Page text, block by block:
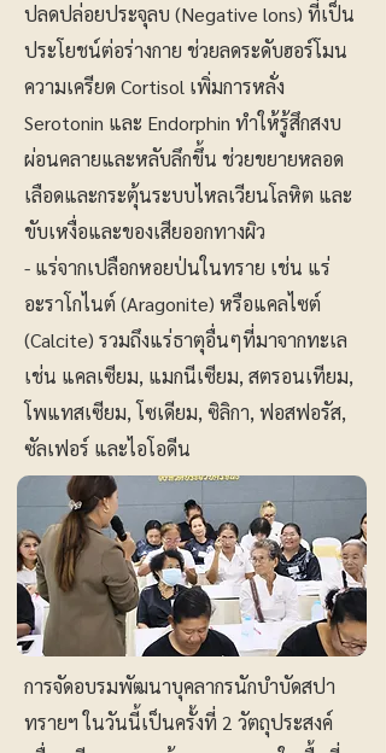
ปลดปล่อยประจุลบ (Negative lons) ที่เป็น
ประโยชน์ต่อร่างกาย ช่วยลดระดับฮอร์โมน
ความเครียด Cortisol เพิ่มการหลั่ง
Serotonin และ Endorphin ทำให้รู้สึกสงบ
ผ่อนคลายและหลับลึกขึ้น ช่วยขยายหลอด
เลือดและกระตุ้นระบบไหลเวียนโลหิต และ
ขับเหงื่อและของเสียออกทางผิว
- แร่จากเปลือกหอยป่นในทราย เช่น แร่
อะราโกไนต์ (Aragonite) หรือแคลไซต์
(Calcite) รวมถึงแร่ธาตุอื่นๆที่มาจากทะเล
เช่น แคลเซียม, แมกนีเซียม, สตรอนเทียม,
โพแทสเซียม, โซเดียม, ซิลิกา, ฟอสฟอรัส,
ซัลเฟอร์ และไอโอดีน
การจัดอบรมพัฒนาบุคลากรนักบำบัดสปา
ทรายฯ ในวันนี้เป็นครั้งที่ 2 วัตถุประสงค์